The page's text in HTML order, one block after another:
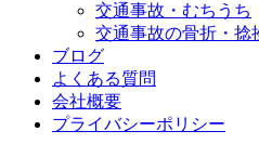
交通事故・むちうち
交通事故の骨折・捻
ブログ
よくある質問
会社概要
プライバシーポリシー